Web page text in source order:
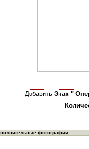
Добавить Знак "
фотографии